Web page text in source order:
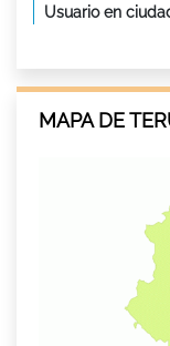
Usuario en
MAPA DE